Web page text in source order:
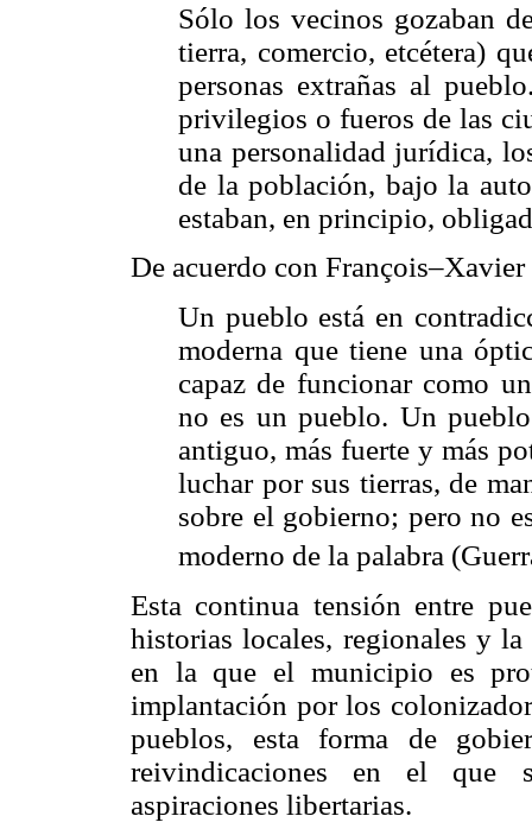
Sólo los vecinos gozaban
tierra, comercio, etcétera)
personas extrañas al
privilegios o fueros de las
una personalidad jurídica,
de la población, bajo la
estaban, en principio,
De acuerdo con François–Xavier
Un pueblo está en
moderna que tiene una
capaz de funcionar como
no es un pueblo. Un
antiguo, más fuerte y más
luchar por sus tierras, de
sobre el gobierno; pero no
moderno de la palabra
Esta continua tensión entre
historias locales, regionales y
en la que el municipio es
implantación por los
pueblos, esta forma de
reivindicaciones en el que
aspiraciones libertarias.